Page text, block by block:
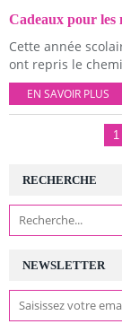
Cadeaux pour les
Cette année
ont repris le
EN SAVOIR PLUS
1
NEWSLETTER
RECHERCHE